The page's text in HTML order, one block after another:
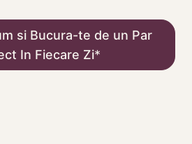
si Bucura-te de un Par
In Fiecare Zi